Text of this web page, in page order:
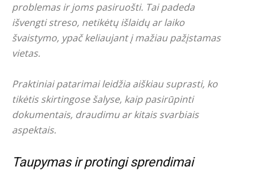
problemas ir joms pasiruošti. Tai padeda
išvengti streso, netikėtų išlaidų ar laiko
švaistymo, ypač keliaujant į mažiau pažįstamas
vietas.
Praktiniai patarimai leidžia aiškiau suprasti, ko
tikėtis skirtingose šalyse, kaip pasirūpinti
dokumentais, draudimu ar kitais svarbiais
aspektais.
Taupymas ir protingi sprendimai